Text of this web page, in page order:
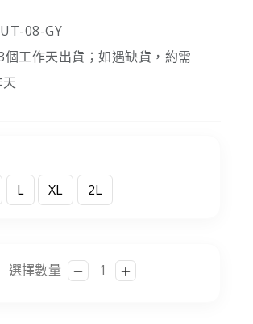
08-GY
個工作天出貨；如遇缺貨，約需
L XL 2L
選擇數量